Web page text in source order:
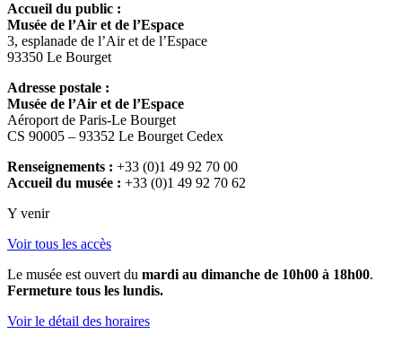
Accueil du public :
Musée de l’Air et de l’Espace
3, esplanade de l’Air et de l’Espace
93350 Le Bourget
Adresse postale :
Musée de l’Air et de l’Espace
Aéroport de Paris-Le Bourget
CS 90005 – 93352 Le Bourget Cedex
Renseignements : +33 (0)1 49 92 70 00
Accueil du musée : +33 (0)1 49 92 70 62
Y venir
Voir tous les accès
Le musée est ouvert du mardi au dimanche de 10h00 à 18h00.
Fermeture tous les lundis.
Voir le détail des horaires